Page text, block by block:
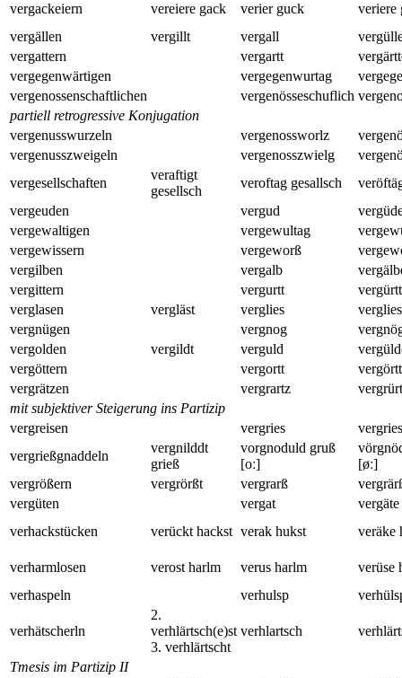
vergackeiern
vereiere gack verier guck
veriere
vergällen
vergillt vergall
vergattern
vergartt
vergegenwärtigen
vergegenwurtag
vergenossenschaftlichen
vergenösseschuflich
partiell retrogressive Konjugation
vergenusswurzeln
vergenossworlz
vergenusszweigeln
vergenosszwielg
vergesellschaften
veraftigt
gesellsch
veroftag gesallsch
vergeuden
vergud
vergewaltigen
vergewultag
vergewissern
vergeworß
vergilben
vergalb
vergittern
vergurtt
verglasen
vergläst verglies
vergnügen
vergnog
vergolden
vergildt verguld
vergöttern
vergortt
vergrätzen
vergrartz
mit subjektiver Steigerung ins Partizip
vergreisen
vergries
vergrießgnaddeln
vergnilddt
grieß
vorgnoduld gruß
[oː]
[øː]
vergrößern
vergrörßt vergrarß
vergüten
vergat
vergäte
verhackstücken
verückt hackst verak hukst veräke
verharmlosen verost harlm verus harlm
verüse
verhaspeln
verhulsp
verhätscherln
2.
verhlärtsch(e)st
3. verhlärtscht
verhlartsch
Tmesis im Partizip II